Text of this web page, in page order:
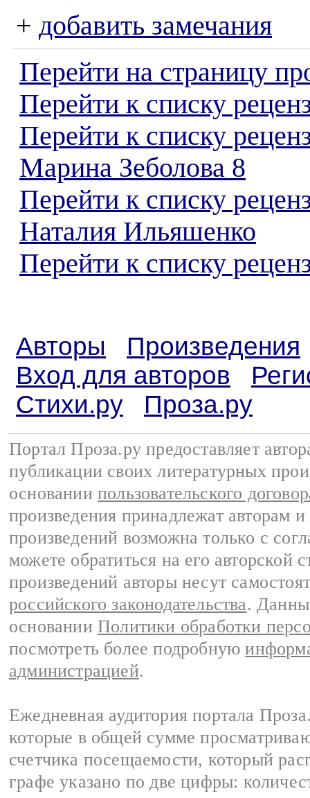
+ добавить замечания
Перейти на страницу
Перейти к списку
Перейти к списку
Марина Зеболова 8
Перейти к списку
Наталия Ильяшенко
Перейти к списку
Авторы
Произведения
Вход для авторов
Стихи.ру
Проза.ру
Портал Проза.ру предоставляет
публикации своих литературных
основании пользовательского
произведения принадлежат авторам
произведений возможна только с
можете обратиться на его авторской
произведений авторы несут
российского законодательства.
основании Политики обработки
посмотреть более подробную
администрацией.
Ежедневная аудитория портала
которые в общей сумме
счетчика посещаемости, который
графе указано по две цифры: